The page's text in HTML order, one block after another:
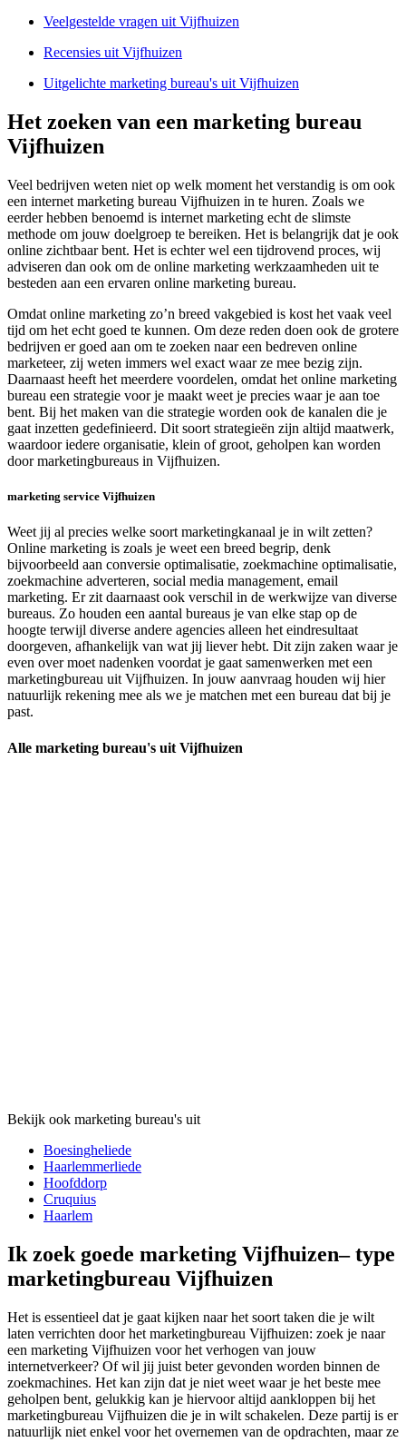
Veelgestelde vragen uit Vijfhuizen
Recensies uit Vijfhuizen
Uitgelichte marketing bureau's uit Vijfhuizen
Het zoeken van een marketing bureau
Vijfhuizen
Veel bedrijven weten niet op welk moment het verstandig is om ook
een internet marketing bureau Vijfhuizen in te huren. Zoals we
eerder hebben benoemd is internet marketing echt de slimste
methode om jouw doelgroep te bereiken. Het is belangrijk dat je ook
online zichtbaar bent. Het is echter wel een tijdrovend proces, wij
adviseren dan ook om de online marketing werkzaamheden uit te
besteden aan een ervaren online marketing bureau.
Omdat online marketing zo’n breed vakgebied is kost het vaak veel
tijd om het echt goed te kunnen. Om deze reden doen ook de grotere
bedrijven er goed aan om te zoeken naar een bedreven online
marketeer, zij weten immers wel exact waar ze mee bezig zijn.
Daarnaast heeft het meerdere voordelen, omdat het online marketing
bureau een strategie voor je maakt weet je precies waar je aan toe
bent. Bij het maken van die strategie worden ook de kanalen die je
gaat inzetten gedefinieerd. Dit soort strategieën zijn altijd maatwerk,
waardoor iedere organisatie, klein of groot, geholpen kan worden
door marketingbureaus in Vijfhuizen.
marketing service Vijfhuizen
Weet jij al precies welke soort marketingkanaal je in wilt zetten?
Online marketing is zoals je weet een breed begrip, denk
bijvoorbeeld aan conversie optimalisatie, zoekmachine optimalisatie,
zoekmachine adverteren, social media management, email
marketing. Er zit daarnaast ook verschil in de werkwijze van diverse
bureaus. Zo houden een aantal bureaus je van elke stap op de
hoogte terwijl diverse andere agencies alleen het eindresultaat
doorgeven, afhankelijk van wat jij liever hebt. Dit zijn zaken waar je
even over moet nadenken voordat je gaat samenwerken met een
marketingbureau uit Vijfhuizen. In jouw aanvraag houden wij hier
natuurlijk rekening mee als we je matchen met een bureau dat bij je
past.
Alle marketing bureau's uit Vijfhuizen
Bekijk ook marketing bureau's uit
Boesingheliede
Haarlemmerliede
Hoofddorp
Cruquius
Haarlem
Ik zoek goede marketing Vijfhuizen– type
marketingbureau Vijfhuizen
Het is essentieel dat je gaat kijken naar het soort taken die je wilt
laten verrichten door het marketingbureau Vijfhuizen: zoek je naar
een marketing Vijfhuizen voor het verhogen van jouw
internetverkeer? Of wil jij juist beter gevonden worden binnen de
zoekmachines. Het kan zijn dat je niet weet waar je het beste mee
geholpen bent, gelukkig kan je hiervoor altijd aankloppen bij het
marketingbureau Vijfhuizen die je in wilt schakelen. Deze partij is er
natuurlijk niet enkel voor het overnemen van de opdrachten, maar ze